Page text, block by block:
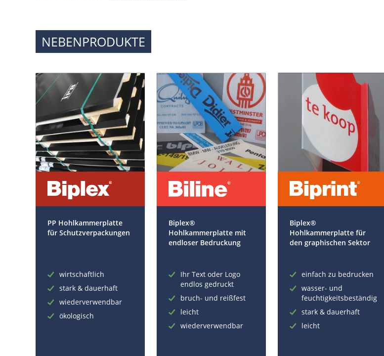
NEBENPRODUKTE
PP Hohlkammerplatte
für Schutzverpackungen
wirtschaftlich
stark & dauerhaft
wiederverwendbar
ökologisch
Biplex®
Hohlkammerplatte mit
endloser Bedruckung
Ihr Text oder Logo
endlos gedruckt
bruch- und reißfest
leicht
wiederverwendbar
Biplex®
Hohlkammerplatte für
den graphischen Sektor
einfach zu bedrucken
wasser- und
feuchtigkeitsbeständig
stark & dauerhaft
leicht